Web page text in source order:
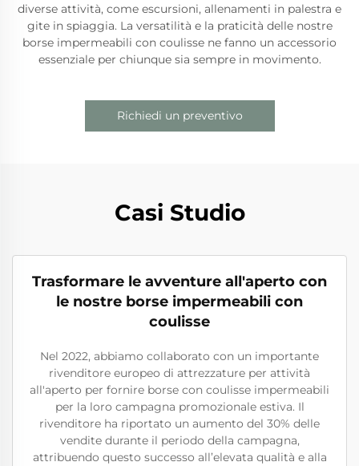
diverse attività, come escursioni, allenamenti in palestra e
gite in spiaggia. La versatilità e la praticità delle nostre
borse impermeabili con coulisse ne fanno un accessorio
essenziale per chiunque sia sempre in movimento.
Richiedi un preventivo
Casi Studio
Trasformare le avventure all'aperto con
le nostre borse impermeabili con
coulisse
Nel 2022, abbiamo collaborato con un importante
rivenditore europeo di attrezzature per attività
all'aperto per fornire borse con coulisse impermeabili
per la loro campagna promozionale estiva. Il
rivenditore ha riportato un aumento del 30% delle
vendite durante il periodo della campagna,
attribuendo questo successo all’elevata qualità e alla